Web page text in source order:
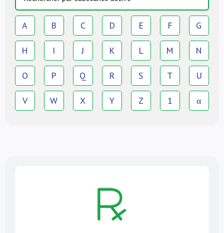
A B C D E F G
H I J K L M N
O P Q R S T U
V W X Y Z 1 α